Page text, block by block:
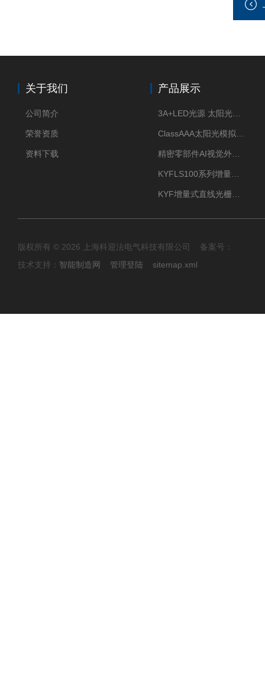
关于我们
公司简介
荣誉资质
资料下载
产品展示
版权所有 © 2026 上海科迎法电气科技有限公司 备案号：
技术支持： 智能制造网 管理登陆 sitemap.xml